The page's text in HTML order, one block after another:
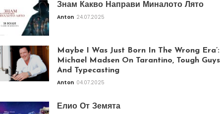
Знам Какво Направи Миналото Лято
Anton 24.07.2025
Maybe I Was Just Born In The Wrong Era’:
Michael Madsen On Tarantino, Tough Guys
And Typecasting
Anton 04.07.2025
Елио От Земята